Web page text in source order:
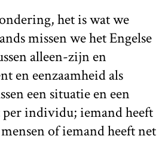
het is wat we
missen we het Engelse
alleen-zijn en
en eenzaamheid als
een situatie en een
individu; iemand heeft
of iemand heeft net